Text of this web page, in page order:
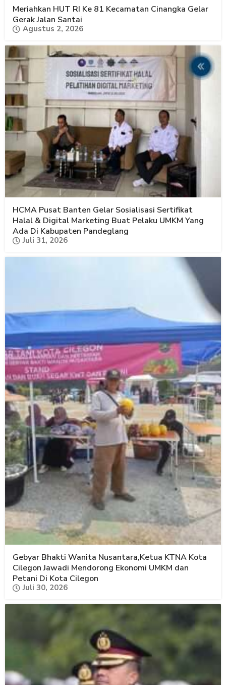
Meriahkan HUT RI Ke 81 Kecamatan Cinangka Gelar
Gerak Jalan Santai
Agustus 2, 2026
HCMA Pusat Banten Gelar Sosialisasi Sertifikat
Halal & Digital Marketing Buat Pelaku UMKM Yang
Ada Di Kabupaten Pandeglang
Juli 31, 2026
Gebyar Bhakti Wanita Nusantara,Ketua KTNA Kota
Cilegon Jawadi Mendorong Ekonomi UMKM dan
Petani Di Kota Cilegon
Juli 30, 2026